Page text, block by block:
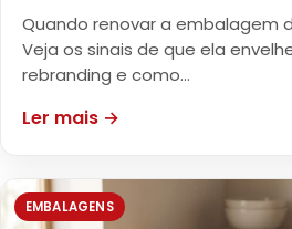
Quando renovar a embalagem
Veja os sinais de que ela
rebranding e como…
Ler mais →
EMBALAGENS